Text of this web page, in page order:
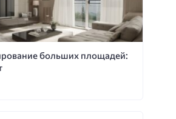
больших площадей: